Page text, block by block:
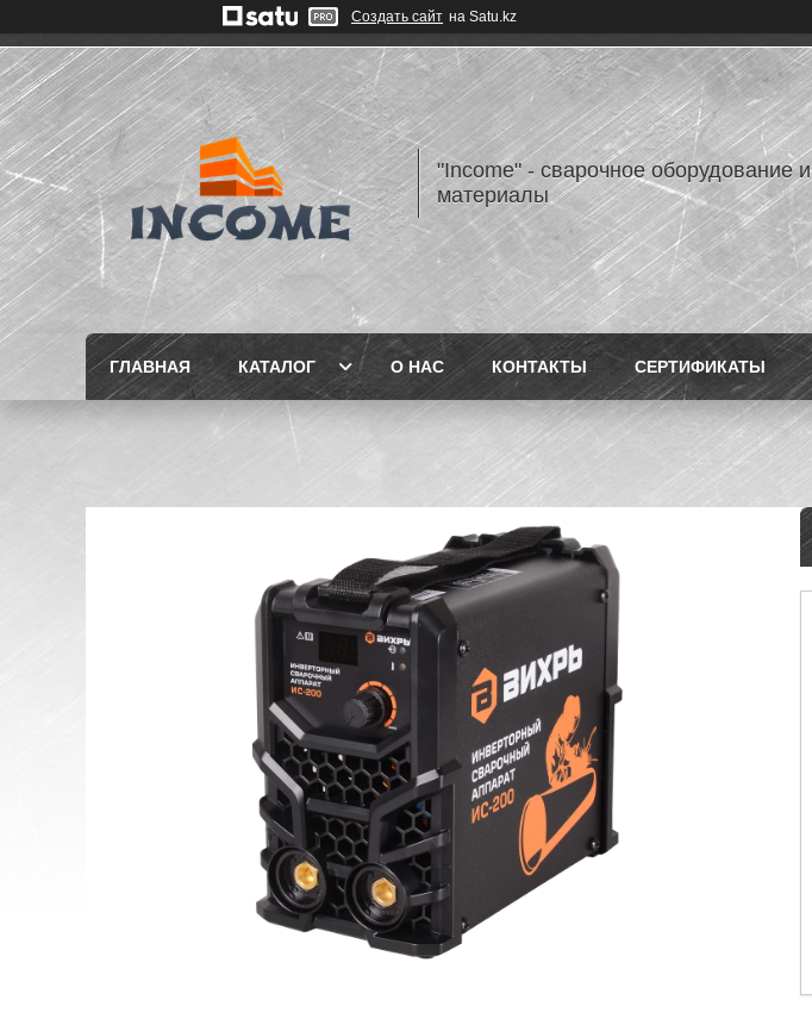
Создать сайт на Satu.kz
"Income" - сварочное оборудование и
материалы
ГЛАВНАЯ КАТАЛОГ О НАС КОНТАКТЫ СЕРТИФИКАТЫ